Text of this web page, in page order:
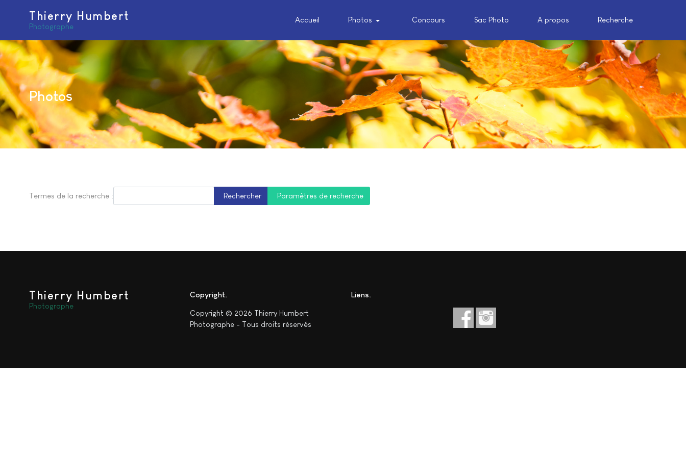
Thierry Humbert
Photographe
Accueil Photos Concours Sac Photo A propos Recherche
Photos
Formulaire de recherche
Termes de la recherche : Type 2 or more characters for results.
Rechercher Paramètres de recherche
Thierry Humbert
Photographe
Copyright
Copyright © 2026 Thierry Humbert
Photographe - Tous droits réservés
Liens